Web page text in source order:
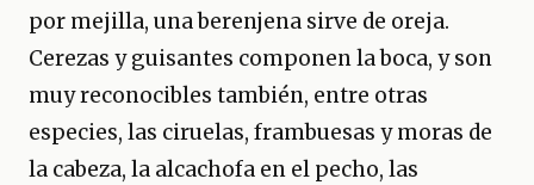
por mejilla, una berenjena sirve de oreja.
Cerezas y guisantes componen la boca, y son
muy reconocibles también, entre otras
especies, las ciruelas, frambuesas y moras de
la cabeza, la alcachofa en el pecho, las